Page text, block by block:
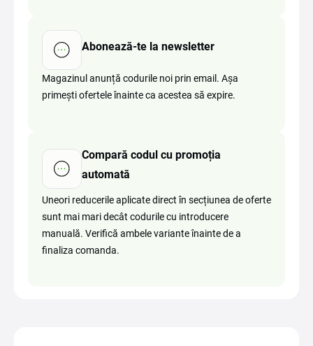
Abonează-te la newsletter
Magazinul anunță codurile noi prin email. Așa
primești ofertele înainte ca acestea să expire.
Compară codul cu promoția
automată
Uneori reducerile aplicate direct în secțiunea de oferte
sunt mai mari decât codurile cu introducere
manuală. Verifică ambele variante înainte de a
finaliza comanda.